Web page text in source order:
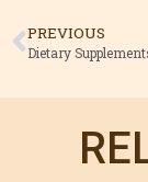
PREVIOUS
Dietary